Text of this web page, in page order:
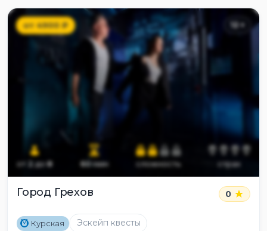
от4900₽ 12 +
от 2до8 60мин сложность страх
Город Грехов 0
M Курская Эскейп квесты